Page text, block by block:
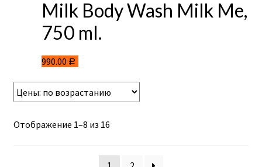
Milk Body Wash Milk Me,
750 ml.
990.00 Р
Отображение 1–8 из 16